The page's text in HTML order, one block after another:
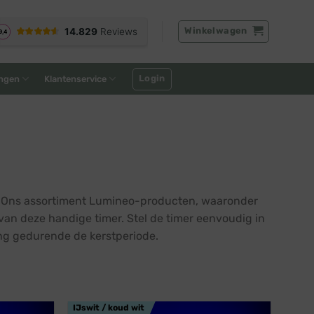
Winkelwagen
Klantenservice Login
assortiment Lumineo-producten, waaronder
deze handige timer. Stel de timer eenvoudig in
gedurende de kerstperiode.
IJswit / koud wit